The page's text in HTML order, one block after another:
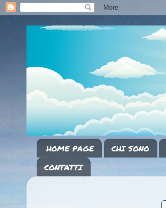
HOME PAGE CHI SONO
CONTATTI